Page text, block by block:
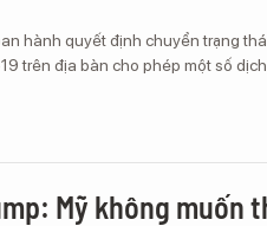
hành quyết định chuyển trạng
trên địa bàn cho phép một số
Mỹ không muốn